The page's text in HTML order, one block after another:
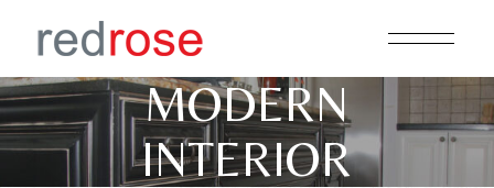
content
MODERN
INTERIOR